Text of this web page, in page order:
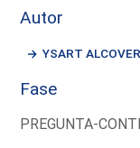
Autor
YSART
Fase
PREGUNTA-